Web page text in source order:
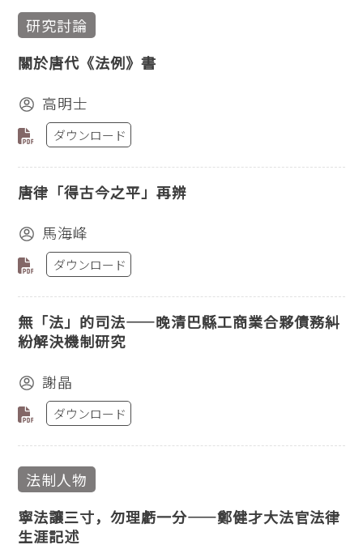
研究討論
關於唐代《法例》書
高明士
ダウンロード
唐律「得古今之平」再辨
馬海峰
ダウンロード
無「法」的司法——晚清巴縣工商業合夥債務糾
紛解決機制研究
謝晶
ダウンロード
法制人物
寧法讓三寸，勿理虧一分——鄭健才大法官法律
生涯記述